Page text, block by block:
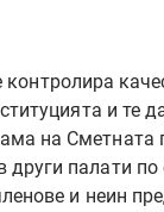
и те
на
палати
и неин